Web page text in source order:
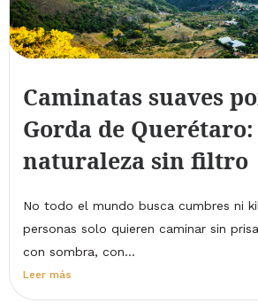
Caminatas suaves
Gorda de Querétaro:
naturaleza sin filtro
No todo el mundo busca cumbres ni
personas solo quieren caminar sin
con sombra, con...
Leer más